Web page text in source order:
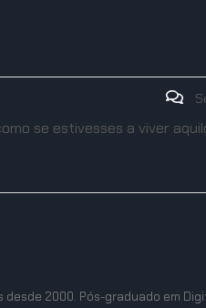
se estivesses a viver
2000. Pós-graduado em